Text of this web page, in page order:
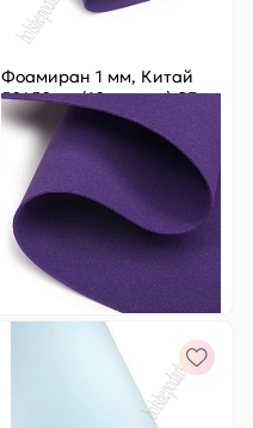
Фоамиран 1 мм, Китай
50*50 см (10 листов) SF-
3431, №1071, темно-
фиолетовый
Цена заед.: 18.2 ₽
Артикул:
805-299
182 ₽
Оптовая
- +